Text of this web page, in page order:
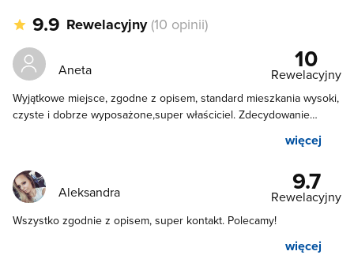
9.9 Rewelacyjny (10 opinii)
Aneta 10
Rewelacyjny
Wyjątkowe miejsce, zgodne z opisem, standard mieszkania wysoki,
czyste i dobrze wyposażone,super właściciel. Zdecydowanie
więcej
Aleksandra 9.7
Rewelacyjny
Wszystko zgodnie z opisem, super kontakt. Polecamy!
więcej